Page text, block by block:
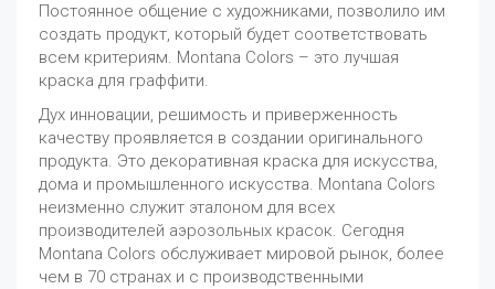
Постоянное общение с художниками, позволило им
создать продукт, который будет соответствовать
всем критериям. Montana Colors – это лучшая
краска для граффити.
Дух инновации, решимость и приверженность
качеству проявляется в создании оригинального
продукта. Это декоративная краска для искусства,
дома и промышленного искусства. Montana Colors
неизменно служит эталоном для всех
производителей аэрозольных красок. Сегодня
Montana Colors обслуживает мировой рынок, более
чем в 70 странах и с производственными